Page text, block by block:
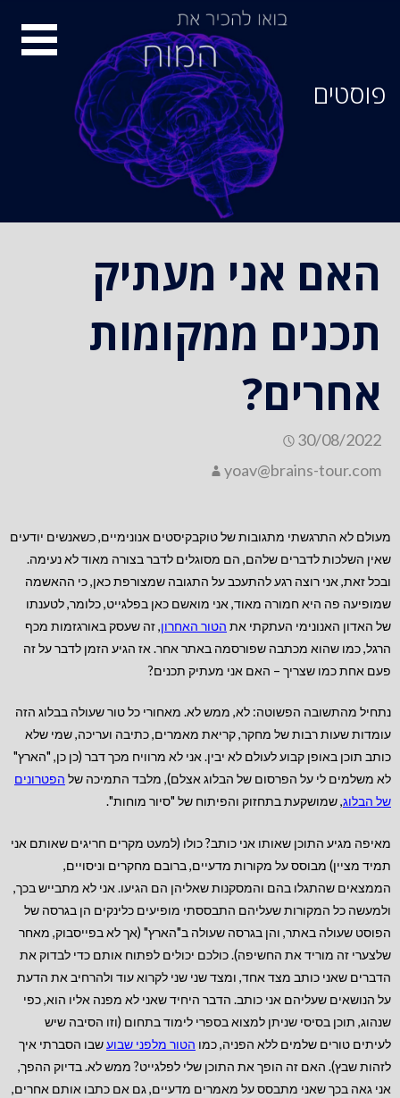
פוסטים
האם אני מעתיק
תכנים ממקומות
אחרים?
30/08/2022
yoav@brains-tour.com
מעולם לא התרגשתי מתגובות של טוקבקיסטים אנונימיים, כשאנשים יודעים
שאין השלכות לדברים שלהם, הם מסוגלים לדבר בצורה מאוד לא נעימה.
ובכל זאת, אני רוצה רגע להתעכב על התגובה שמצורפת כאן, כי ההאשמה
שמופיעה פה היא חמורה מאוד, אני מואשם כאן בפלגייט, כלומר, לטענתו
של האדון האנונימי העתקתי את הטור האחרון, זה שעסק באורגזמות מכף
הרגל, כמו שהוא מכתבה שפורסמה באתר אחר. אז הגיע הזמן לדבר על זה
פעם אחת כמו שצריך – האם אני מעתיק תכנים?
נתחיל מהתשובה הפשוטה: לא, ממש לא. מאחורי כל טור שעולה בבלוג הזה
עומדות שעות רבות של מחקר, קריאת מאמרים, כתיבה ועריכה, שמי שלא
כותב תוכן באופן קבוע לעולם לא יבין. אני לא מרוויח מכך דבר (כן כן, "הארץ"
לא משלמים לי על הפרסום של הבלוג אצלם), מלבד התמיכה של הפטרונים
של הבלוג, שמושקעת בתחזוק והפיתוח של "סיור מוחות".
מאיפה מגיע התוכן שאותו אני כותב? כולו (למעט מקרים חריגים שאותם אני
תמיד מציין) מבוסס על מקורות מדעיים, ברובם מחקרים וניסויים,
הממצאים שהתגלו בהם והמסקנות שאליהן הם הגיעו. אני לא מתבייש בכך,
ולמעשה כל המקורות שעליהם התבססתי מופיעים כלינקים הן בגרסה של
הפוסט שעולה באתר, והן בגרסה שעולה ב"הארץ" (אך לא בפייסבוק, מאחר
שלצערי זה מוריד את החשיפה). כולכם יכולים לפתוח אותם כדי לבדוק את
הדברים שאני כותב מצד אחד, ומצד שני שני לקרוא עוד ולהרחיב את הדעת
על הנושאים שעליהם אני כותב. הדבר היחיד שאני לא מפנה אליו הוא, כפי
שנהוג, תוכן בסיסי שניתן למצוא בספרי לימוד בתחום (וזו הסיבה שיש
לעיתים טורים שלמים ללא הפניה, כמו הטור מלפני שבועשבו הסברתי איך
לזהות שבץ). האם זה הופך את התוכן שלי לפלגייט? ממש לא. בדיוק ההפך,
אני גאה בכך שאני מתבסס על מאמרים מדעיים, גם אם כתבו אותם אחרים,